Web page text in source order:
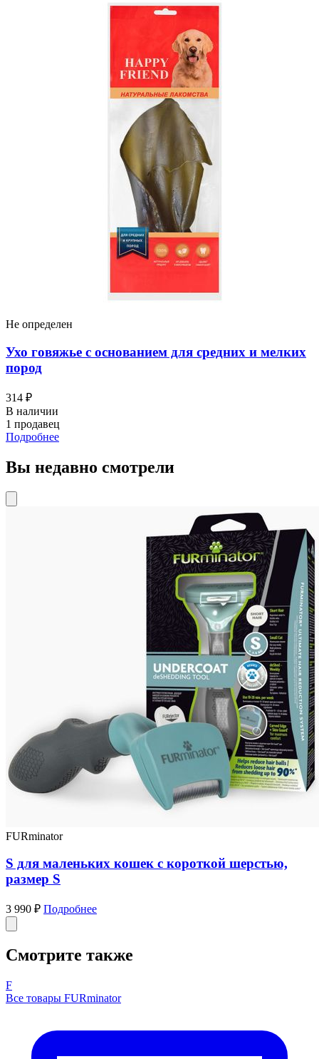
Не определен
Ухо говяжье с основанием для средних и мелких
пород
314 ₽
В наличии
1 продавец
Подробнее
Вы недавно смотрели
FURminator
S для маленьких кошек c короткой шерстью,
размер S
3 990 ₽ Подробнее
Смотрите также
F
Все товары FURminator